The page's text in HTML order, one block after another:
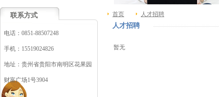
联系方式
电话：0851-88507248
手机：15519024826
地址：贵州省贵阳市南明区花果园
财富广场1号3904
首页 人才招聘
人才招聘
暂无